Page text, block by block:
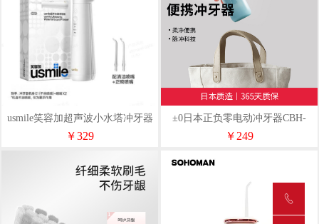
usmile笑容加超声波小水塔冲牙器
CY0
￥329
±0日本正负零电动冲牙器CBH-
J020
￥249